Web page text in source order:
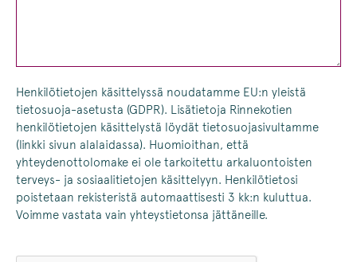
Henkilötietojen käsittelyssä noudatamme EU:n yleistä
tietosuoja-asetusta (GDPR). Lisätietoja Rinnekotien
henkilötietojen käsittelystä löydät tietosuojasivultamme
(linkki sivun alalaidassa). Huomioithan, että
yhteydenottolomake ei ole tarkoitettu arkaluontoisten
terveys- ja sosiaalitietojen käsittelyyn. Henkilötietosi
poistetaan rekisteristä automaattisesti 3 kk:n kuluttua.
Voimme vastata vain yhteystietonsa jättäneille.